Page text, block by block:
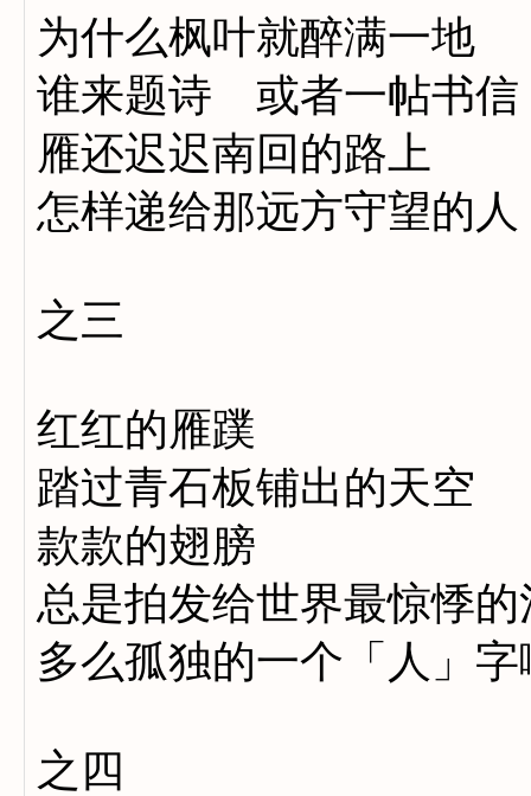
为什么枫叶就醉满一地
谁来题诗 或者一帖书信
雁还迟迟南回的路上
怎样递给那远方守望的人
之三
红红的雁蹼
踏过青石板铺出的天空
款款的翅膀
总是拍发给世界最惊悸的
多么孤独的一个「人」字
之四